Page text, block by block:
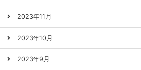
2023年11月
2023年10月
2023年9月